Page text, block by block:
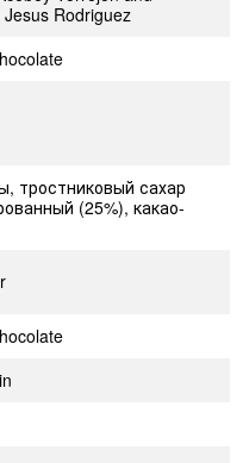
Rodriguez
тростниковый сахар
(25%), какао-